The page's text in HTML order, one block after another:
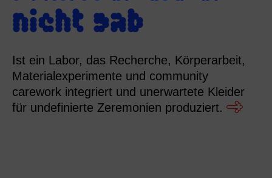
nicht gab
Ist ein Labor, das Recherche, Körperarbeit,
Materialexperimente und community
carework integriert und unerwartete Kleider
für undefinierte Zeremonien produziert.